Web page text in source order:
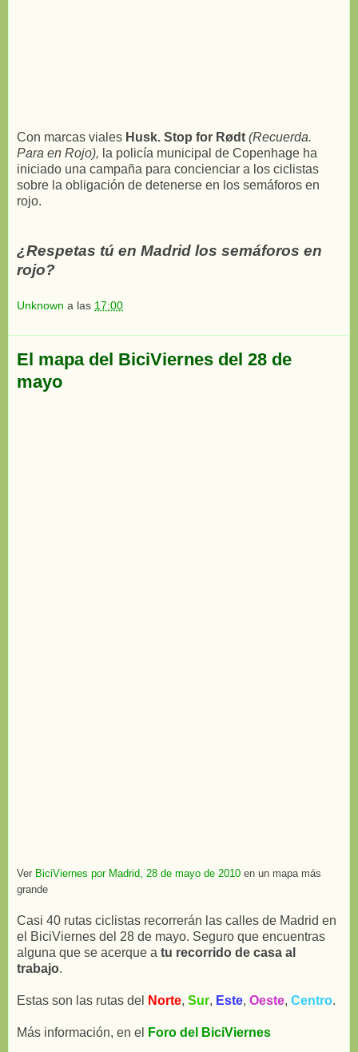
Con marcas viales Husk. Stop for Rødt (Recuerda.
Para en Rojo), la policía municipal de Copenhage ha
iniciado una campaña para concienciar a los ciclistas
sobre la obligación de detenerse en los semáforos en
rojo.
¿Respetas tú en Madrid los semáforos en
rojo?
Unknown a las 17:00
El mapa del BiciViernes del 28 de
mayo
Ver BiciViernes por Madrid, 28 de mayo de 2010 en un mapa más
grande
Casi 40 rutas ciclistas recorrerán las calles de Madrid en
el BiciViernes del 28 de mayo. Seguro que encuentras
alguna que se acerque a tu recorrido de casa al
trabajo.
Estas son las rutas del Norte, Sur, Este, Oeste, Centro.
Más información, en el Foro del BiciViernes